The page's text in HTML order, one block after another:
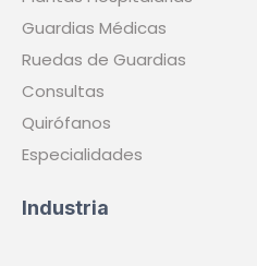
Guardias Médicas
Ruedas de Guardias
Consultas
Quirófanos
Especialidades
Industria